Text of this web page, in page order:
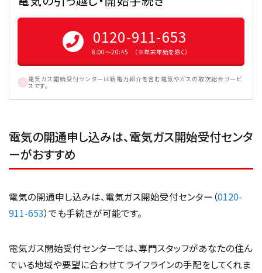
0120-911-653
8:00〜20:45 （※年末年始を除く）
電気ガス開始受付センターは新電力紹介を含む電気やガスの取次総合サービ
スです。
電気の開通申し込みは、電気ガス開始受付センタ
ーがおすすめ
電気の開通申し込みは、電気ガス開始受付センター（0120-
911-653）でも手続きが可能です。
電気ガス開始受付センターでは、専門スタッフがあなたの住ん
でいる地域や要望に合わせてライフラインの手配をしてくれま